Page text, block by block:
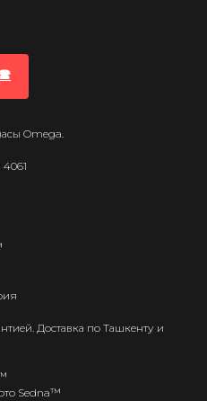
Omega.
Доставка по Ташкенту и
Sedna™